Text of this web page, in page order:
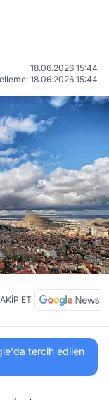
18.06.2026 15:44
18.06.2026 15:44
ET
tercih edilen